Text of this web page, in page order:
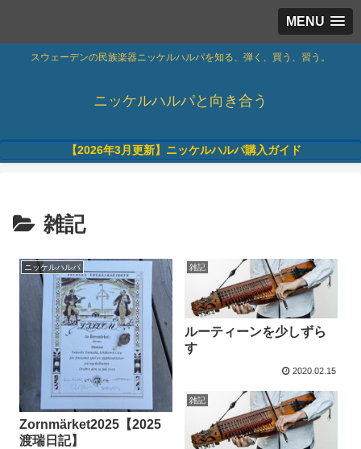
MENU
スウェーデンの民族楽器ニッケルハルパを知る、弾く、買う、習う。
ニッケルハルパと向き合う
【2026年3月更新】ニッケルハルパ購入ガイド
雑記
ニッケルハルパ
Zornmärket2025【2025
渡瑞日記】
雑記
ルーティーンを少しずら
す
2020.02.15
雑記